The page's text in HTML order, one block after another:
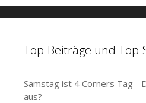
Top-Beiträge und Top-
Samstag ist 4 Corners Tag -
aus?